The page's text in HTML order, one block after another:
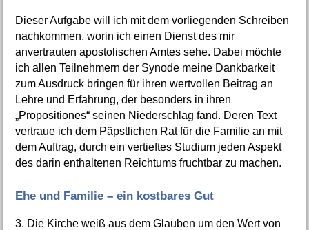
Dieser Aufgabe will ich mit dem vorliegenden Schreiben
nachkommen, worin ich einen Dienst des mir
anvertrauten apostolischen Amtes sehe. Dabei möchte
ich allen Teilnehmern der Synode meine Dankbarkeit
zum Ausdruck bringen für ihren wertvollen Beitrag an
Lehre und Erfahrung, der besonders in ihren
„Propositiones“ seinen Niederschlag fand. Deren Text
vertraue ich dem Päpstlichen Rat für die Familie an mit
dem Auftrag, durch ein vertieftes Studium jeden Aspekt
des darin enthaltenen Reichtums fruchtbar zu machen.
Ehe und Familie – ein kostbares Gut
3. Die Kirche weiß aus dem Glauben um den Wert von